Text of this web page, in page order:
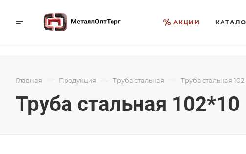
АКЦИИ
Главная — Продукция — Труба стальная — Труба стальная
Труба стальная 102*10